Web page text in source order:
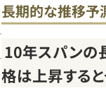
長期的な推移予
10年スパンの
格は上昇する